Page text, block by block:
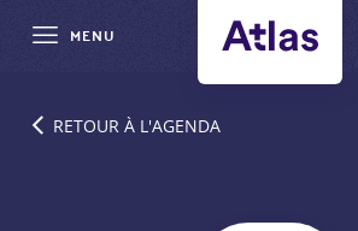
contenu
MENU
Pré-
RETOUR À L'AGENDA